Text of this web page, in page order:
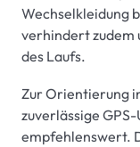
Wechselkleidung
verhindert zudem
des Laufs.
Zur Orientierung
zuverlässige
empfehlenswert.